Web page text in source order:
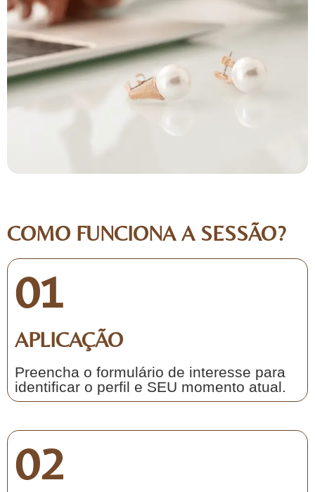
COMO FUNCIONA A SESSÃO?
01
APLICAÇÃO
Preencha o formulário de interesse para
identificar o perfil e SEU momento atual.
02